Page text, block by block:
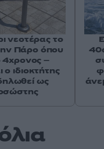
νεοτέρας το
Πάρο όπου
4χρονος –
ιδιοκτήτης
ως